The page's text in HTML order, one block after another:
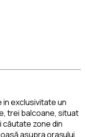
in exclusivitate un
trei balcoane, situat
căutate zone din
asupra orașului,